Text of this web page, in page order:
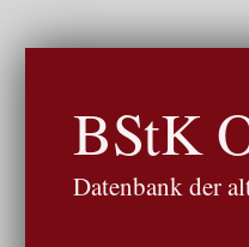
BStK
Datenbank der